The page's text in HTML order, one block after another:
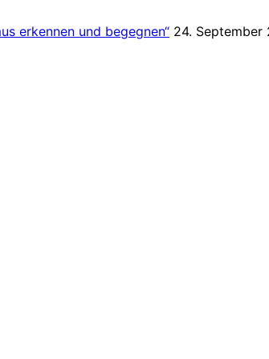
erkennen und begegnen“ 24. September